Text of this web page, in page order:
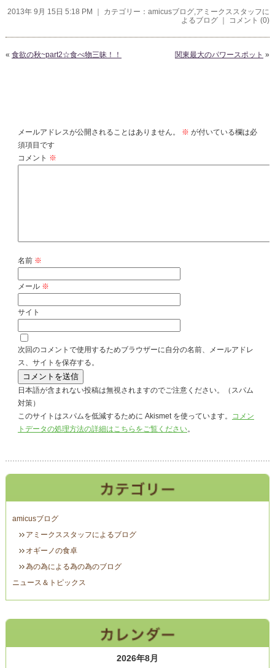
2013年 9月 15日 5:18 PM ｜ カテゴリー：amicusブログ,アミークススタッフに
よるブログ
コメント (0)
« 食欲の秋~part2☆食べ物三昧！！ 関東最大のパワースポット »
メールアドレスが公開されることはありません。 ※ が付いている欄は必
須項目です
コメント ※
名前 ※
メール ※
サイト
次回のコメントで使用するためブラウザーに自分の名前、メールアドレ
ス、サイトを保存する。
日本語が含まれない投稿は無視されますのでご注意ください。（スパム
対策）
このサイトはスパムを低減するために Akismet を使っています。 コメン
トデータの処理方法の詳細はこちらをご覧ください。
amicusブログ
アミークススタッフによるブログ
オギーノの食卓
為の為による為の為のブログ
ニュース＆トピックス
2026年8月